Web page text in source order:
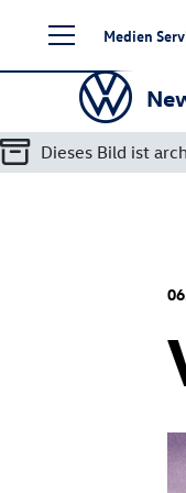
Seiteninhalt
springen
Medien
Dieses Bild ist